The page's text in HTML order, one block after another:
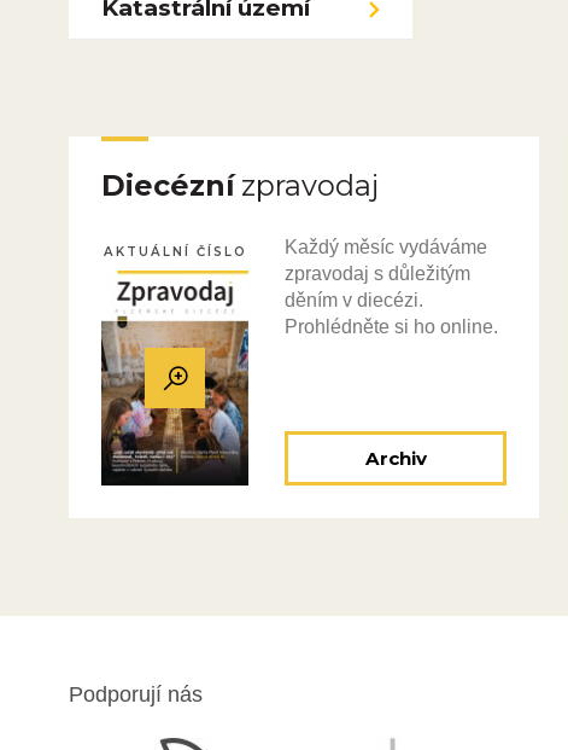
Katastrální území
Diecéznízpravodaj
AKTUÁLNÍ ČÍSLO
Každý měsíc vydáváme
zpravodaj s důležitým
děním v diecézi.
Prohlédněte si ho online.
Archiv
Podporují nás